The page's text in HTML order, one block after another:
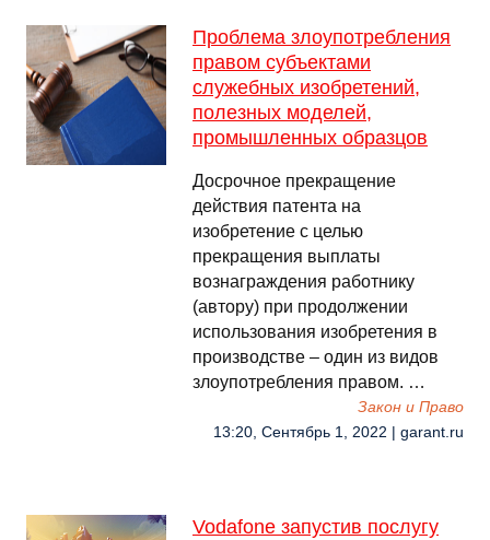
Проблема злоупотребления
правом субъектами
служебных изобретений,
полезных моделей,
промышленных образцов
Досрочное прекращение
действия патента на
изобретение с целью
прекращения выплаты
вознаграждения работнику
(автору) при продолжении
использования изобретения в
производстве – один из видов
злоупотребления правом. …
Закон и Право
13:20, Сентябрь 1, 2022 | garant.ru
Vodafone запустив послугу